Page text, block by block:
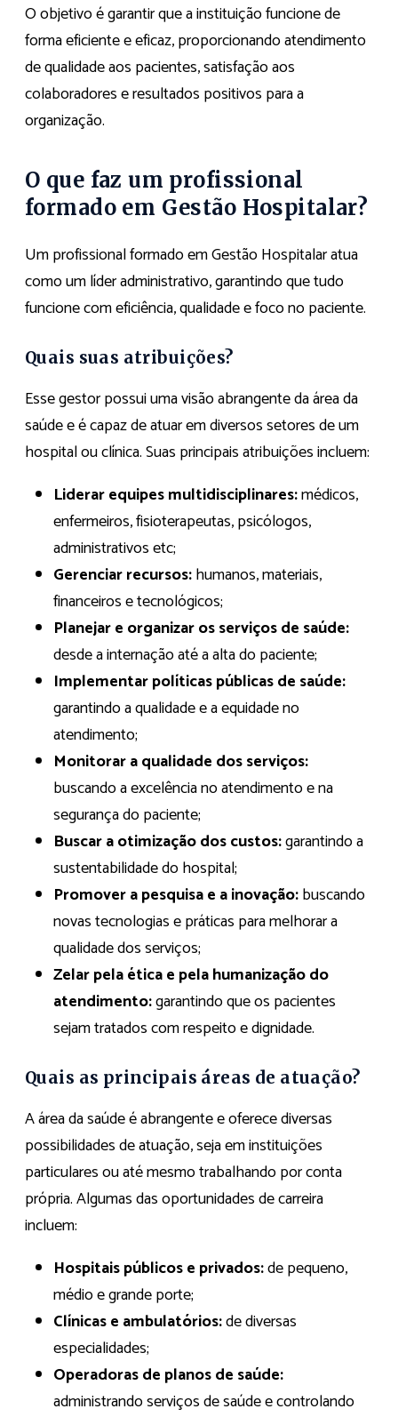
O objetivo é garantir que a instituição funcione de
forma eficiente e eficaz, proporcionando atendimento
de qualidade aos pacientes, satisfação aos
colaboradores e resultados positivos para a
organização.
O que faz um profissional
formado em Gestão Hospitalar?
Um profissional formado em Gestão Hospitalar atua
como um líder administrativo, garantindo que tudo
funcione com eficiência, qualidade e foco no paciente.
Quais suas atribuições?
Esse gestor possui uma visão abrangente da área da
saúde e é capaz de atuar em diversos setores de um
hospital ou clínica. Suas principais atribuições incluem:
Liderar equipes multidisciplinares:médicos,
enfermeiros, fisioterapeutas, psicólogos,
administrativos etc;
Gerenciar recursos:humanos, materiais,
financeiros e tecnológicos;
Planejar e organizar os serviços de saúde:
desde a internação até a alta do paciente;
Implementar políticas públicas de saúde:
garantindo a qualidade e a equidade no
atendimento;
Monitorar a qualidade dos serviços:
buscando a excelência no atendimento e na
segurança do paciente;
Buscar a otimização dos custos:garantindo a
sustentabilidade do hospital;
Promover a pesquisa e a inovação:buscando
novas tecnologias e práticas para melhorar a
qualidade dos serviços;
Zelar pela ética e pela humanização do
atendimento:garantindo que os pacientes
sejam tratados com respeito e dignidade.
Quais as principais áreas de atuação?
A área da saúde é abrangente e oferece diversas
possibilidades de atuação, seja em instituições
particulares ou até mesmo trabalhando por conta
própria. Algumas das oportunidades de carreira
incluem:
Hospitais públicos e privados:de pequeno,
médio e grande porte;
Clínicas e ambulatórios:de diversas
especialidades;
Operadoras de planos de saúde:
administrando serviços de saúde e controlando